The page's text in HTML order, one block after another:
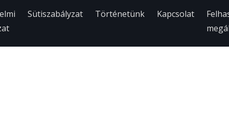
Sütiszabályzat Történetünk Kapcsolat